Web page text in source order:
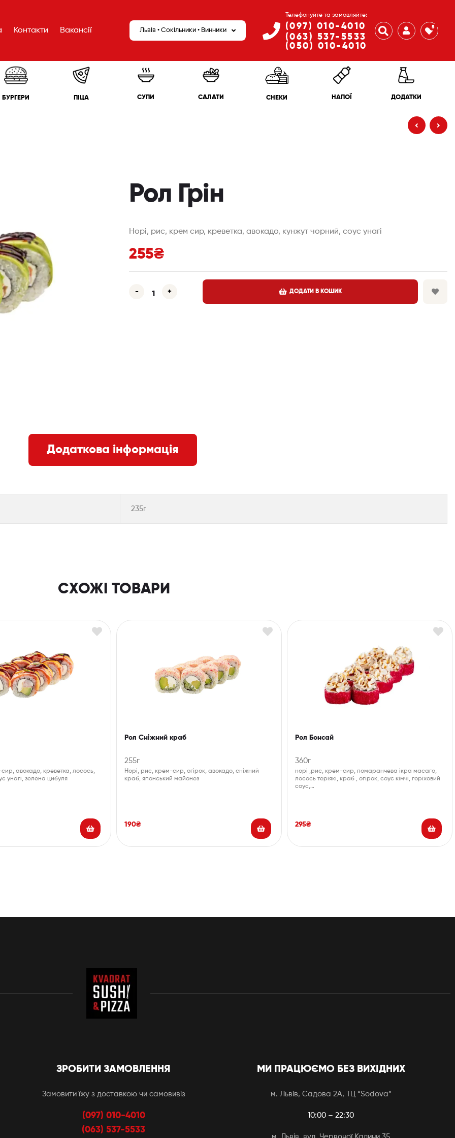
Контакти Вакансії Львів • Сокільники • Винники
Телефонуйте та замовляйте:
(097) 010-4010
(063) 537-5533
(050) 010-4010
5
БУРГЕРИ ПІЦА СУПИ САЛАТИ СНЕКИ НАПОЇ ДОДАТКИ
Рол Грін
Норі, рис, крем сир, креветка, авокадо, кунжут чорний, соус унагі
255₴
- + ДОДАТИ В КОШИК
Додаткова інформація
235г
СХОЖІ ТОВАРИ
авокадо, креветка, лосось,
унагі, зелена цибуля
Рол Сніжний краб
255г
Норі, рис, крем-сир, огірок, авокадо, сніжний
краб, японський майонез
190₴
Рол Бонсай
360г
норі ,рис, крем-сир, помаранчева ікра масаго,
лосось теріякі, краб , огірок, соус кімчі, горіховий
соус,…
295₴
ЗРОБИТИ ЗАМОВЛЕННЯ
Замовити їжу з доставкою чи самовивіз
(097) 010-4010
(063) 537-5533
МИ ПРАЦЮЄМО БЕЗ ВИХІДНИХ
м. Львів, Садова 2А, ТЦ “Sodova”
10:00 – 22:30